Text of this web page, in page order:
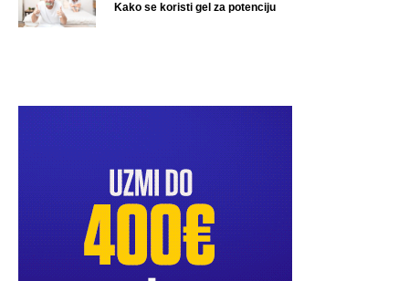
Kako se koristi gel za potenciju